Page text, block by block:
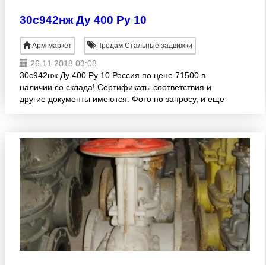
30с942нж Ду 400 Ру 10
Арм-маркет Продам Стальные задвижки
26.11.2018 03:08
30с942нж Ду 400 Ру 10 Россия по цене 71500 в
наличии со склада! Сертификаты соответствия и
другие документы имеются. Фото по запросу, и еще